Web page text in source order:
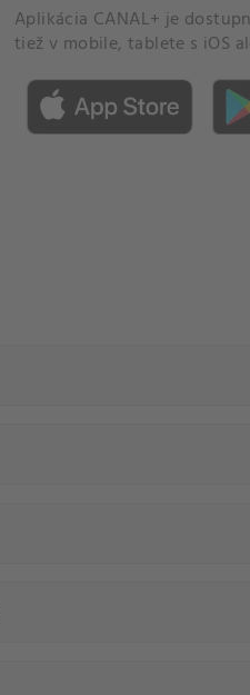
Aplikácia CANAL+ je
tiež v mobile, tablete s iOS